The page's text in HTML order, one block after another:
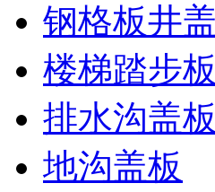
钢格板井盖
楼梯踏步板
排水沟盖板
地沟盖板